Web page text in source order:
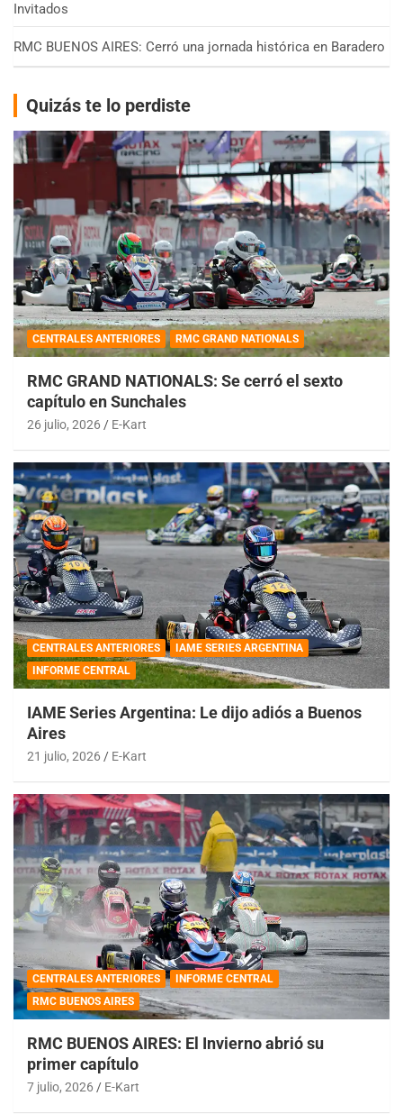
Invitados
RMC BUENOS AIRES: Cerró una jornada histórica en Baradero
Quizás te lo perdiste
CENTRALES ANTERIORES RMC GRAND NATIONALS
RMC GRAND NATIONALS: Se cerró el sexto
capítulo en Sunchales
26 julio, 2026 E-Kart
CENTRALES ANTERIORES
IAME SERIES ARGENTINA
INFORME CENTRAL
IAME Series Argentina: Le dijo adiós a Buenos
Aires
21 julio, 2026 E-Kart
CENTRALES ANTERIORES
INFORME CENTRAL
RMC BUENOS AIRES
RMC BUENOS AIRES: El Invierno abrió su
primer capítulo
7 julio, 2026 E-Kart